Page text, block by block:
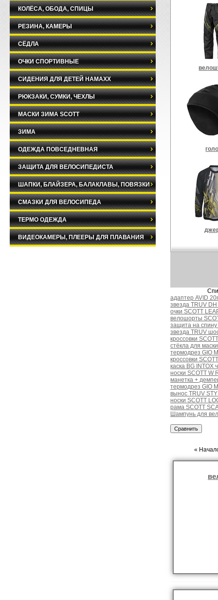
адаптер AVID
звезда TRUV
очки SCOTT
велошорты
защита на спину
звезда TRUV
кроссовки
стёкла для
термодрез GIO
кроссовки
каска BG INTOX
носки SCOTT W
манетка +
термодрез GIO
вынос TRUV
носки SCOTT
рама SCOTT
Шампунь для
«
КОЛЁСА, ОБОДА, СПИЦЫ
РЕЗИНА, КАМЕРЫ
СЁДЛА
ОЧКИ СПОРТИВНЫЕ
СИДЕНИЯ ДЛЯ ДЕТЕЙ HAMAXX
РЮКЗАКИ, СУМКИ, ЧЕХЛЫ
МАСКИ ЗИМА SCOTT
ЗИМА
ОДЕЖДА ПОВСЕДНЕВНАЯ
ЗАЩИТА ДЛЯ ВЕЛОСИПЕДИСТА
ШАПКИ, БЛАЙЗЕРА, БАЛАКЛАВЫ, ПОВЯЗКИ
СМАЗКИ ДЛЯ ВЕЛОСИПЕДА
ТЕРМО ОДЕЖДА
ВИДЕОКАМЕРЫ, ПЛЕЕРЫ ДЛЯ ПЛАВАНИЯ